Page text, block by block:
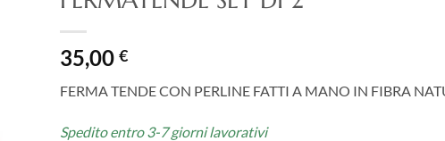
35,00 €
FERMA TENDE CON PERLINE FATTI A MANO IN FIBRA
Spedito entro 3-7 giorni lavorativi